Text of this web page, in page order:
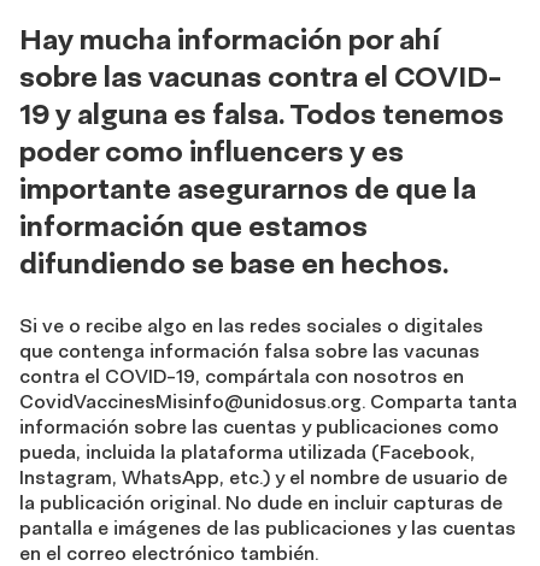
Hay mucha información por ahí
sobre las vacunas contra el COVID-
19 y alguna es falsa. Todos tenemos
poder como influencers y es
importante asegurarnos de que la
información que estamos
difundiendo se base en hechos.
Si ve o recibe algo en las redes sociales o digitales
que contenga información falsa sobre las vacunas
contra el COVID-19, compártala con nosotros en
CovidVaccinesMisinfo@unidosus.org. Comparta tanta
información sobre las cuentas y publicaciones como
pueda, incluida la plataforma utilizada (Facebook,
Instagram, WhatsApp, etc.) y el nombre de usuario de
la publicación original. No dude en incluir capturas de
pantalla e imágenes de las publicaciones y las cuentas
en el correo electrónico también.